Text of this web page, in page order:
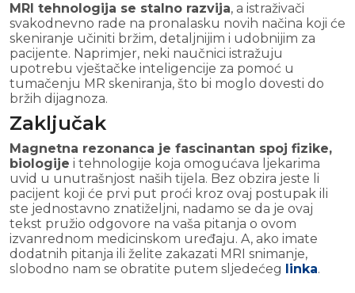
MRI tehnologija se stalno razvija, a istraživači
svakodnevno rade na pronalasku novih načina koji će
skeniranje učiniti bržim, detaljnijim i udobnijim za
pacijente. Naprimjer, neki naučnici istražuju
upotrebu vještačke inteligencije za pomoć u
tumačenju MR skeniranja, što bi moglo dovesti do
bržih dijagnoza.
Zaključak
Magnetna rezonanca je fascinantan spoj fizike,
biologije i tehnologije koja omogućava ljekarima
uvid u unutrašnjost naših tijela. Bez obzira jeste li
pacijent koji će prvi put proći kroz ovaj postupak ili
ste jednostavno znatiželjni, nadamo se da je ovaj
tekst pružio odgovore na vaša pitanja o ovom
izvanrednom medicinskom uređaju. A, ako imate
dodatnih pitanja ili želite zakazati MRI snimanje,
slobodno nam se obratite putem sljedećeg
linka.